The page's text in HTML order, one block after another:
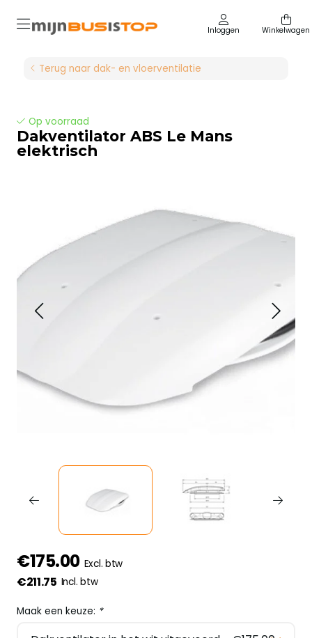
Inloggen Winkelwagen
Terug naar dak- en vloerventilatie
Op voorraad
Dakventilator ABS Le Mans
elektrisch
€175.00 Excl. btw
€211.75 Incl. btw
Maak een keuze: *